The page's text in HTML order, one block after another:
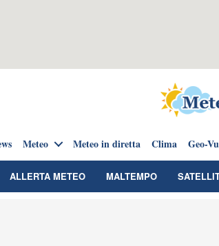
Meteo Meteo in diretta Clima Geo-
ALLERTA METEO MALTEMPO